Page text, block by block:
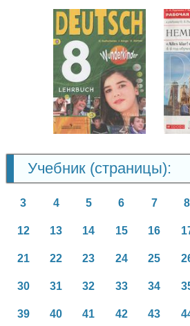
Немецкий язык
8 класс
Учебник (страницы):
3 4 5 6 7 8
12 13 14 15 16
21 22 23 24 25
30 31 32 33 34
39 40 41 42 43